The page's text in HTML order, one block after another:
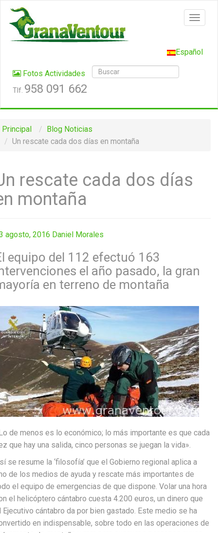
Español
Fotos Actividades
Tlf. 958 091 662
Principal Blog Noticias
Un rescate cada dos días en montaña
rescate cada dos días
montaña
agosto, 2016 Daniel Morales
equipo del 112 efectuó 163
el año pasado, la gran
en terreno de montaña
de menos es lo económico; lo más importante es que cada
que hay una salida, cinco personas se juegan la vida».
se resume la ‘filosofía’ que el Gobierno regional aplica a
de los medios de ayuda y rescate más importantes de
el equipo de emergencias de que dispone. Volar una hora
el helicóptero cántabro cuesta 4.200 euros, un dinero que
Ejecutivo cántabro da por bien gastado. Este medio se ha
en indispensable, sobre todo en las operaciones de